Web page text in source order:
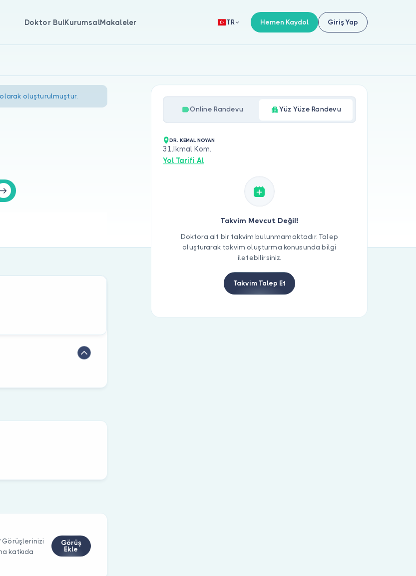
Doktor BulKurumsalMakaleler TR Hemen Kaydol Giriş Yap
oluşturulmuştur.
Görüşlerinizi
katkıda
Görüş
Ekle
Online Randevu Yüz Yüze Randevu
DR. KEMAL NOYAN
31.İkmal Kom.
Yol Tarifi Al
Takvim Mevcut Değil!
Doktora ait bir takvim bulunmamaktadır. Talep
oluşturarak takvim oluşturma konusunda bilgi
iletebilirsiniz.
Takvim Talep Et